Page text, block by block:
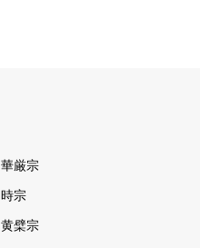
華厳宗
時宗
黄檗宗